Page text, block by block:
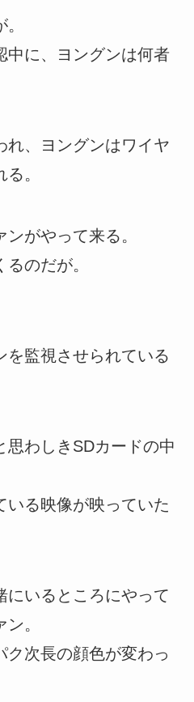
中に、ヨングンは何者
れ、ヨングンはワイヤ
。
がやって来る。
のだが。
を監視させられている
思わしきSDカードの中
いる映像が映っていた
にいるところにやって
。
ク次長の顔色が変わっ